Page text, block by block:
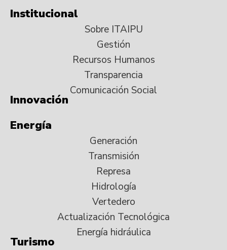
Institucional
Sobre ITAIPU
Gestión
Recursos Humanos
Transparencia
Comunicación Social
Innovación
Energía
Generación
Transmisión
Represa
Hidrología
Vertedero
Actualización Tecnológica
Energía hidráulica
Turismo